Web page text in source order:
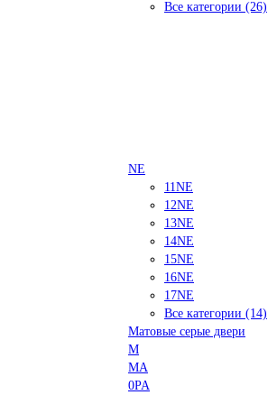
Все категории (26)
NE
11NE
12NE
13NE
14NE
15NE
16NE
17NE
Все категории (14)
Матовые серые двери
M
MA
0PA